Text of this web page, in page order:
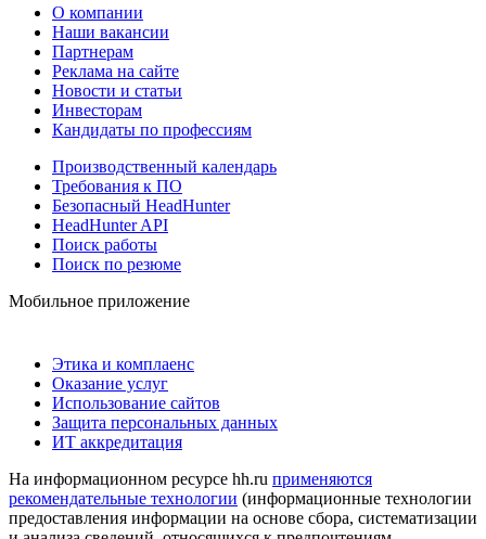
О компании
Наши вакансии
Партнерам
Реклама на сайте
Новости и статьи
Инвесторам
Кандидаты по профессиям
Производственный календарь
Требования к ПО
Безопасный HeadHunter
HeadHunter API
Поиск работы
Поиск по резюме
Мобильное приложение
Этика и комплаенс
Оказание услуг
Использование сайтов
Защита персональных данных
ИТ аккредитация
На информационном ресурсе hh.ru применяются
рекомендательные технологии (информационные технологии
предоставления информации на основе сбора, систематизации